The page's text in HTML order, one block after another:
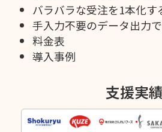
バラバラな受注を1本化す
手入力不要のデータ出力
料金表
導入事例
支援実績